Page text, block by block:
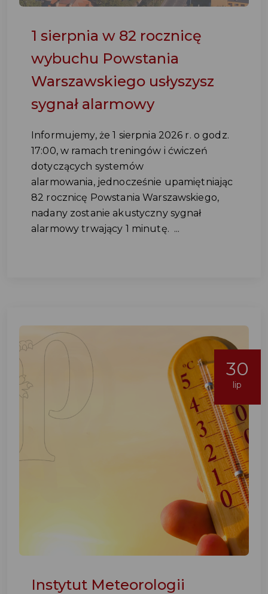
1 sierpnia w 82 rocznicę
wybuchu Powstania
Warszawskiego usłyszysz
sygnał alarmowy
Informujemy, że 1 sierpnia 2026 r. o godz.
17:00, w ramach treningów i ćwiczeń
dotyczących systemów
alarmowania, jednocześnie upamiętniając
82 rocznicę Powstania Warszawskiego,
nadany zostanie akustyczny sygnał
alarmowy trwający 1 minutę. ...
30
lip
Instytut Meteorologii